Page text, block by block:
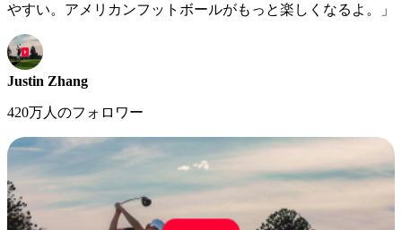
やすい。アメリカンフットボールがもっと楽しくなるよ。」
Justin Zhang
420万人のフォロワー